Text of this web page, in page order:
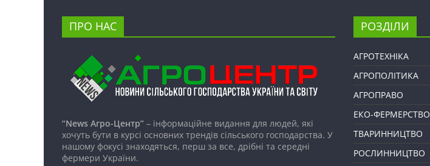
ПРО НАС
“News Агро-Центр” – інформаційне видання для людей, які
хочуть бути в курсі основних трендів сільського господарства. У
нашому фокусі знаходяться, перш за все, дрібні та середні
фермери України.
РОЗДІЛИ
АГРОТЕХНІКА
АГРОПОЛІТИКА
АГРОПРАВО
ЕКО-ФЕРМЕРСТВО
ТВАРИННИЦТВО
РОСЛИННИЦТВО